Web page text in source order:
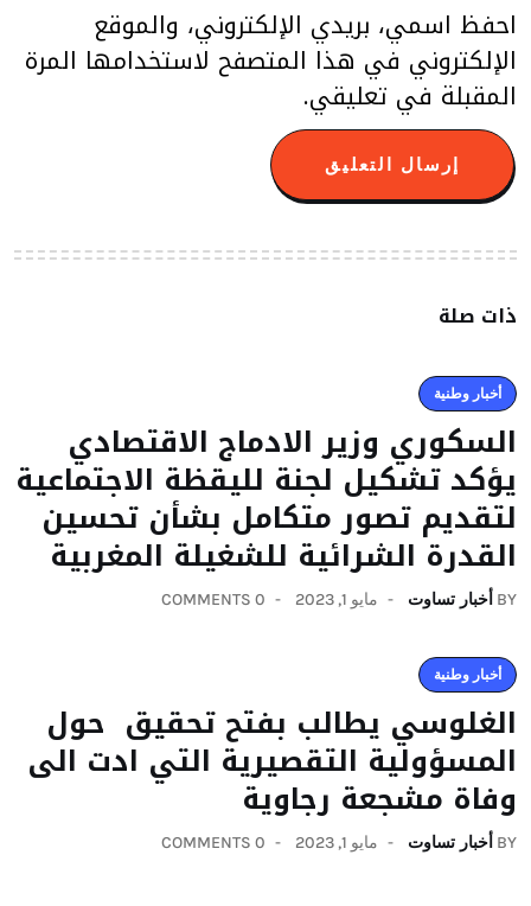
احفظ اسمي، بريدي الإلكتروني، والموقع
الإلكتروني في هذا المتصفح لاستخدامها المرة
المقبلة في تعليقي.
ذات صلة
أخبار وطنية
السكوري وزير الادماج الاقتصادي
يؤكد تشكيل لجنة لليقظة الاجتماعية
لتقديم تصور متكامل بشأن تحسين
القدرة الشرائية للشغيلة المغربية
BY أخبار تساوت مايو 1, 2023 0 COMMENTS
أخبار وطنية
الغلوسي يطالب بفتح تحقيق حول
المسؤولية التقصيرية التي ادت الى
وفاة مشجعة رجاوية
BY أخبار تساوت مايو 1, 2023 0 COMMENTS